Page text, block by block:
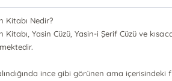
Kitabı Nedir?
Kitabı, Yasin Cüzü, Yasin-i Şerif Cüzü ve
ince gibi görünen ama içerisindeki